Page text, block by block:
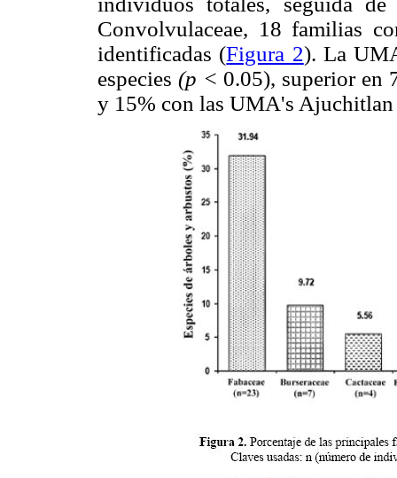
Convolvulaceae, 18 familias
identificadas (Figura 2). La
especies (p < 0.05), superior en
y 15% con las UMA's